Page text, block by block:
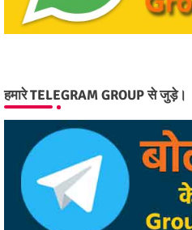
हमारे TELEGRAM GROUP से जुड़े।